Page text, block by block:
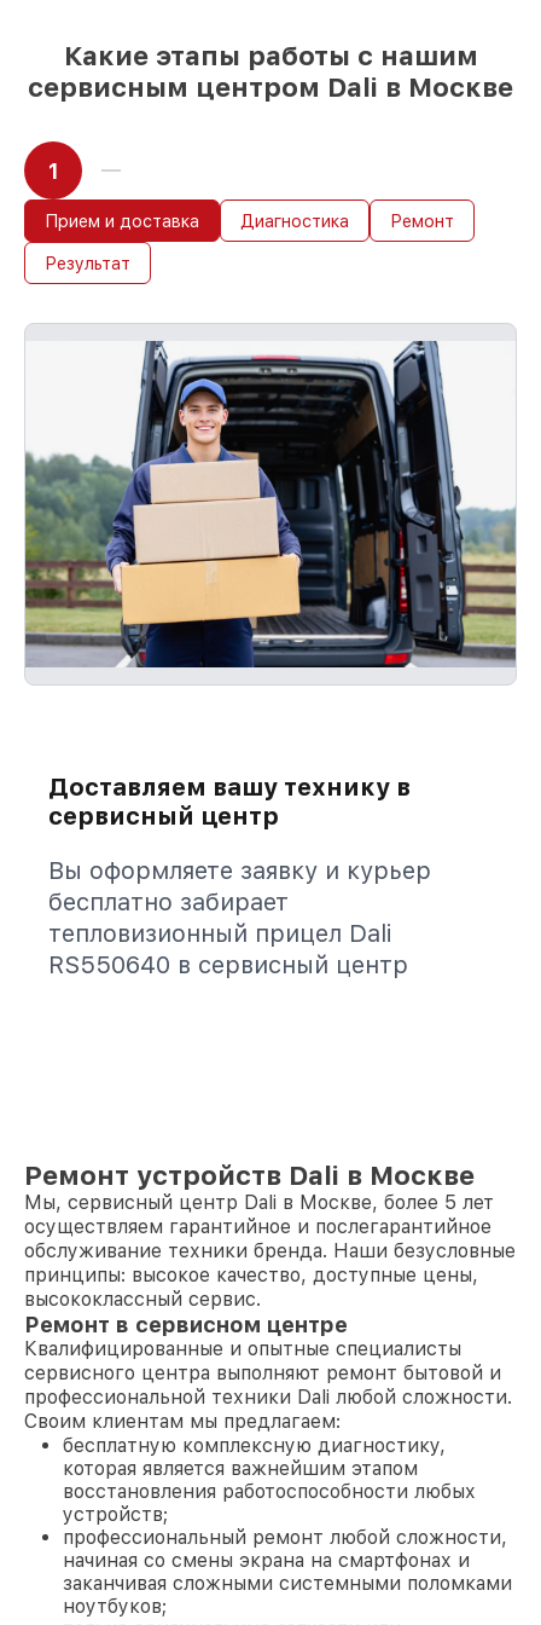
Какие этапы работы с нашим
сервисным центром Dali в Москве
1
Прием и доставка Диагностика Ремонт
Результат
Доставляем вашу технику в
сервисный центр
Вы оформляете заявку и курьер
бесплатно забирает
тепловизионный прицел Dali
RS550640 в сервисный центр
Ремонт устройств Dali в Москве
Мы, сервисный центр Dali в Москве, более 5 лет
осуществляем гарантийное и послегарантийное
обслуживание техники бренда. Наши безусловные
принципы: высокое качество, доступные цены,
высококлассный сервис.
Ремонт в сервисном центре
Квалифицированные и опытные специалисты
сервисного центра выполняют ремонт бытовой и
профессиональной техники Dali любой сложности.
Своим клиентам мы предлагаем:
бесплатную комплексную диагностику,
которая является важнейшим этапом
восстановления работоспособности любых
устройств;
профессиональный ремонт любой сложности,
начиная со смены экрана на смартфонах и
заканчивая сложными системными поломками
ноутбуков;